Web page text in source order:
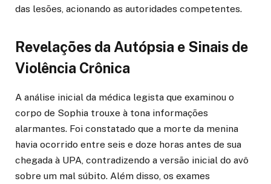
das lesões, acionando as autoridades competentes.
Revelações da Autópsia e Sinais de
Violência Crônica
A análise inicial da médica legista que examinou o
corpo de Sophia trouxe à tona informações
alarmantes. Foi constatado que a morte da menina
havia ocorrido entre seis e doze horas antes de sua
chegada à UPA, contradizendo a versão inicial do avô
sobre um mal súbito. Além disso, os exames